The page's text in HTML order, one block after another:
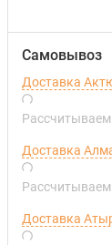
Самовывоз
Доставка
Рассчитываем
Доставка
Рассчитываем
Доставка